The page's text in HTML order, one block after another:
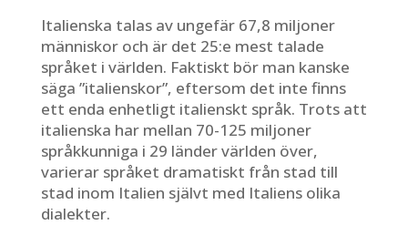
Italienska talas av ungefär 67,8 miljoner
människor och är det 25:e mest talade
språket i världen. Faktiskt bör man kanske
säga ”italienskor”, eftersom det inte finns
ett enda enhetligt italienskt språk. Trots att
italienska har mellan 70-125 miljoner
språkkunniga i 29 länder världen över,
varierar språket dramatiskt från stad till
stad inom Italien självt med Italiens olika
dialekter.